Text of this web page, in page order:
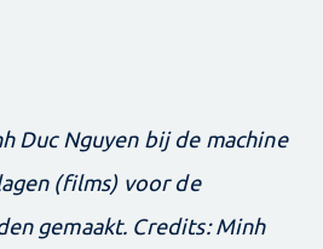
Duc Nguyen bij de machine
(films) voor de
gemaakt. Credits: Minh